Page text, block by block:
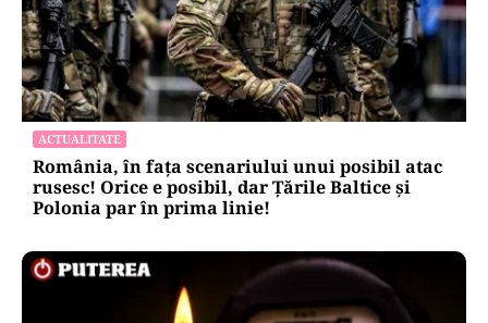
ACTUALITATE
România, în fața scenariului unui posibil atac
rusesc! Orice e posibil, dar Țările Baltice și
Polonia par în prima linie!